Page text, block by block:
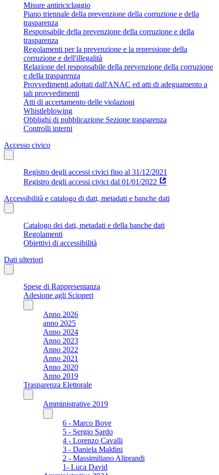
Misure antiriciclaggio
Piano triennale della prevenzione della corruzione e della
trasparenza
Responsabile della prevenzione della corruzione e della
trasparenza
Regolamenti per la prevenzione e la repressione della
corruzione e dell'illegalità
Relazione del responsabile della prevenzione della corruzione
e della trasparenza
Provvedimenti adottati dall'ANAC ed atti di adeguamento a
tali provvedimenti
Atti di accertamento delle violazioni
Whistleblowing
Obblighi di pubblicazione Sezione trasparenza
Controlli interni
Accesso civico
Registro degli accessi civici fino al 31/12/2021
Registro degli accessi civici dal 01/01/2022
Accessibilità e catalogo di dati, metadati e banche dati
Catalogo dei dati, metadati e della banche dati
Regolamenti
Obiettivi di accessibilità
Dati ulteriori
Spese di Rappresentanza
Adesione agli Scioperi
Anno 2026
anno 2025
Anno 2024
Anno 2023
Anno 2022
Anno 2021
Anno 2020
Anno 2019
Trasparenza Elettorale
Amministrative 2019
6 - Marco Bove
5 - Sergio Sardo
4 - Lorenzo Cavalli
3 - Daniela Maldini
2 - Massimiliano Aliprandi
1- Luca David